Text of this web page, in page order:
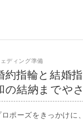
ディング準備
約指輪と結婚
の結納までや
ロポーズをきっかけに